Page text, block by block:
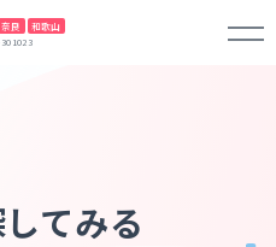
奈良 和歌山
301023
てみる